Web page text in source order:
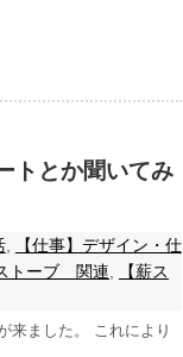
トとか聞いてみ
,
【仕事】デザイン・仕
トーブ 関連
【薪ス
来ました。 これにより